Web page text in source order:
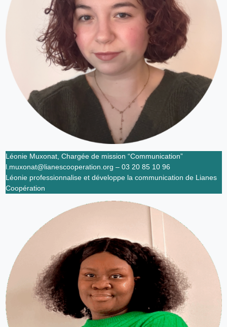
Léonie Muxonat, Chargée de mission “Communication”
l.muxonat@lianescooperation.org – 03 20 85 10 96
Léonie professionnalise et développe la communication de Lianes
Coopération